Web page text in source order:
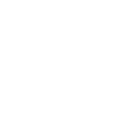
市场推广。 2. 为什